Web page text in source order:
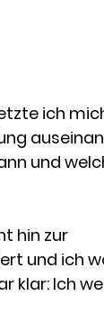
ich
und
hin zur
und ich
klar: Ich